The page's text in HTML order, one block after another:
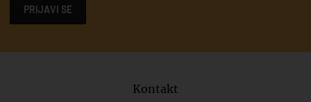
PRIJAVI SE
Kontakt